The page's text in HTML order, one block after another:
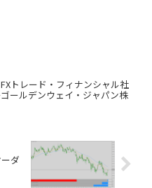
トレード・フィナンシャル社
ールデンウェイ・ジャパン株
ダ